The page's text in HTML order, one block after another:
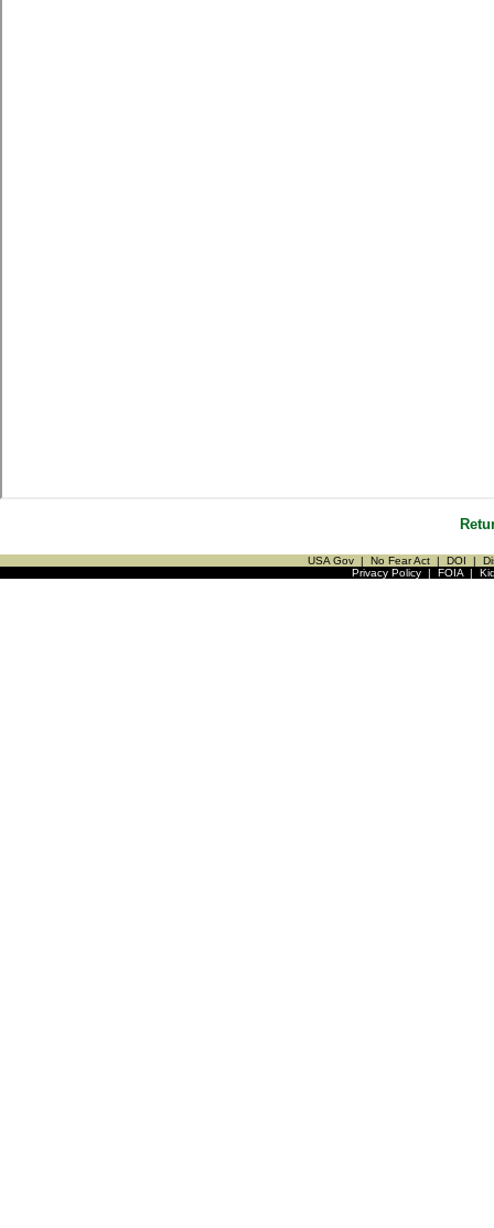
USA Gov | No Fear Act | DOI |
Privacy Policy| FOIA|